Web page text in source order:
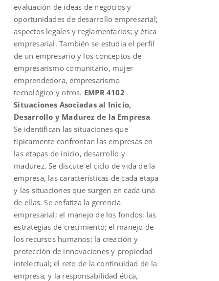
evaluación de ideas de negocios y
oportunidades de desarrollo empresarial;
aspectos legales y reglamentarios; y ética
empresarial. También se estudia el perfil
de un empresario y los conceptos de
empresarismo comunitario, mujer
emprendedora, empresarismo
tecnológico y otros. EMPR 4102
Situaciones Asociadas al Inicio,
Desarrollo y Madurez de la Empresa
Se identifican las situaciones que
típicamente confrontan las empresas en
las etapas de inicio, desarrollo y
madurez. Se discute el ciclo de vida de la
empresa, las características de cada etapa
y las situaciones que surgen en cada una
de ellas. Se enfatiza la gerencia
empresarial; el manejo de los fondos; las
estrategias de crecimiento; el manejo de
los recursos humanos; la creación y
protección de innovaciones y propiedad
intelectual; el reto de la continuidad de la
empresa; y la responsabilidad ética,